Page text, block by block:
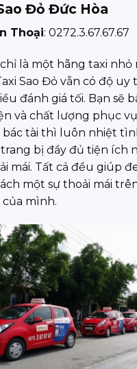
Đỏ Đức Hòa
Thoại: 0272.3.67.67.67
là một hãng taxi nhỏ
Sao Đỏ vẫn có độ uy
đánh giá tối. Bạn sẽ
và chất lượng phục
bác tài thì luôn nhiệt
bị đầy đủ tiện ích
mái. Tất cả đều giúp
một sự thoải mái
của mình.